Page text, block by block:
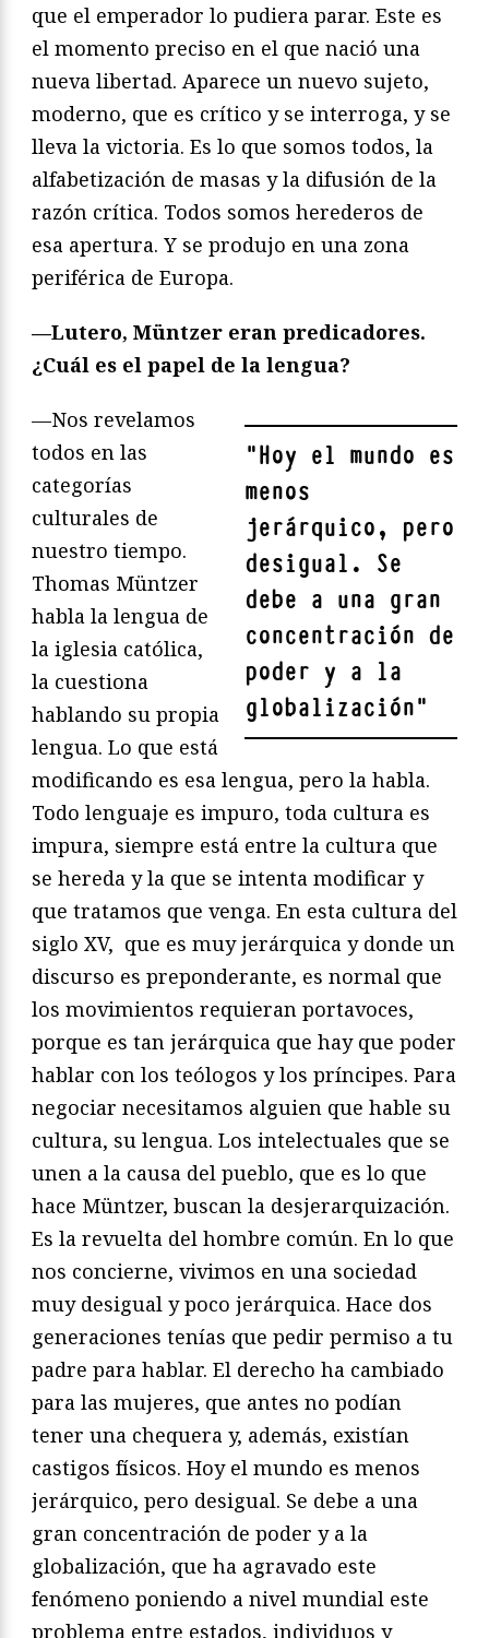
que el emperador lo pudiera parar. Este es
el momento preciso en el que nació una
nueva libertad. Aparece un nuevo sujeto,
moderno, que es crítico y se interroga, y se
lleva la victoria. Es lo que somos todos, la
alfabetización de masas y la difusión de la
razón crítica. Todos somos herederos de
esa apertura. Y se produjo en una zona
periférica de Europa.
—Lutero, Müntzer eran predicadores.
¿Cuál es el papel de la lengua?
"Hoy el mundo es
menos
jerárquico, pero
desigual. Se
debe a una gran
concentración de
poder y a la
globalización"
—Nos revelamos
todos en las
categorías
culturales de
nuestro tiempo.
Thomas Müntzer
habla la lengua de
la iglesia católica,
la cuestiona
hablando su propia
lengua. Lo que está
modificando es esa lengua, pero la habla.
Todo lenguaje es impuro, toda cultura es
impura, siempre está entre la cultura que
se hereda y la que se intenta modificar y
que tratamos que venga. En esta cultura del
siglo XV, que es muy jerárquica y donde un
discurso es preponderante, es normal que
los movimientos requieran portavoces,
porque es tan jerárquica que hay que poder
hablar con los teólogos y los príncipes. Para
negociar necesitamos alguien que hable su
cultura, su lengua. Los intelectuales que se
unen a la causa del pueblo, que es lo que
hace Müntzer, buscan la desjerarquización.
Es la revuelta del hombre común. En lo que
nos concierne, vivimos en una sociedad
muy desigual y poco jerárquica. Hace dos
generaciones tenías que pedir permiso a tu
padre para hablar. El derecho ha cambiado
para las mujeres, que antes no podían
tener una chequera y, además, existían
castigos físicos. Hoy el mundo es menos
jerárquico, pero desigual. Se debe a una
gran concentración de poder y a la
globalización, que ha agravado este
fenómeno poniendo a nivel mundial este
problema entre estados, individuos y